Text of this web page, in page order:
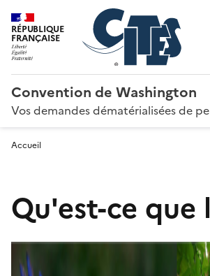
RÉPUBLIQUE
FRANÇAISE
Convention de Washington
Vos demandes dématérialisées de
Accueil
Qu'est-ce que